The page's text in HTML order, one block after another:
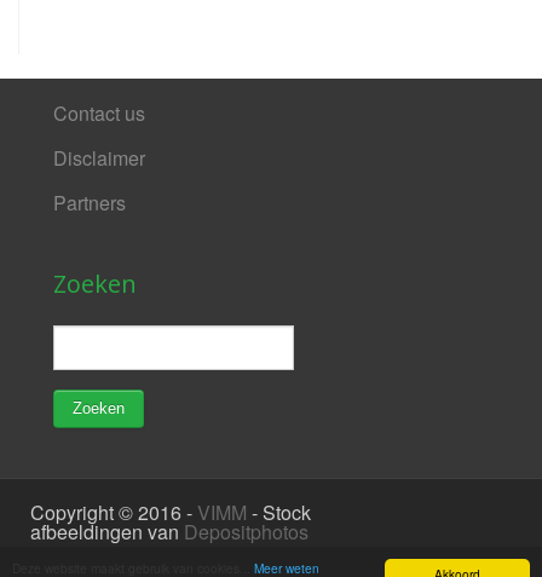
Meer weten
Contact us
Disclaimer
Partners
Zoeken
Copyright © 2016 - VIMM - Stock
afbeeldingen van Depositphotos